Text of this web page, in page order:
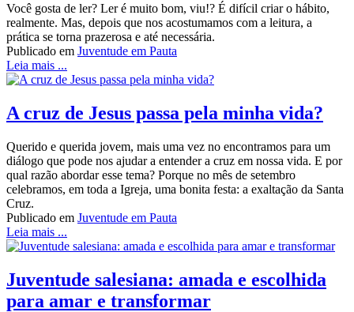
Você gosta de ler? Ler é muito bom, viu!? É difícil criar o hábito,
realmente. Mas, depois que nos acostumamos com a leitura, a
prática se torna prazerosa e até necessária.
Publicado em Juventude em Pauta
Leia mais ...
A cruz de Jesus passa pela minha vida?
Querido e querida jovem, mais uma vez no encontramos para um
diálogo que pode nos ajudar a entender a cruz em nossa vida. E por
qual razão abordar esse tema? Porque no mês de setembro
celebramos, em toda a Igreja, uma bonita festa: a exaltação da Santa
Cruz.
Publicado em Juventude em Pauta
Leia mais ...
Juventude salesiana: amada e escolhida
para amar e transformar